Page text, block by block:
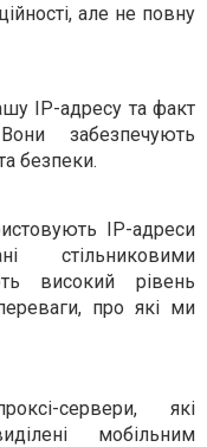
але не повну
IP-адресу та факт
забезпечують
безпеки.
IP-адреси
стільниковими
високий рівень
про які ми
сервери, які
мобільним